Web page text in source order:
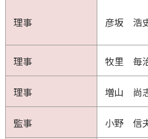
理事 彦坂 浩
理事 牧里 毎
理事 増山 尚
監事 小野 信